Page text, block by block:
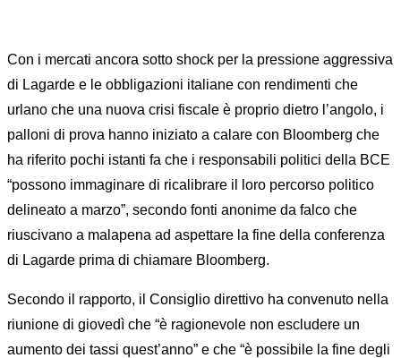
Con i mercati ancora sotto shock per la pressione aggressiva
di Lagarde e le obbligazioni italiane con rendimenti che
urlano che una nuova crisi fiscale è proprio dietro l’angolo, i
palloni di prova hanno iniziato a calare con Bloomberg che
ha riferito pochi istanti fa che i responsabili politici della BCE
“possono immaginare di ricalibrare il loro percorso politico
delineato a marzo”, secondo fonti anonime da falco che
riuscivano a malapena ad aspettare la fine della conferenza
di Lagarde prima di chiamare Bloomberg.
Secondo il rapporto, il Consiglio direttivo ha convenuto nella
riunione di giovedì che “è ragionevole non escludere un
aumento dei tassi quest’anno” e che “è possibile la fine degli